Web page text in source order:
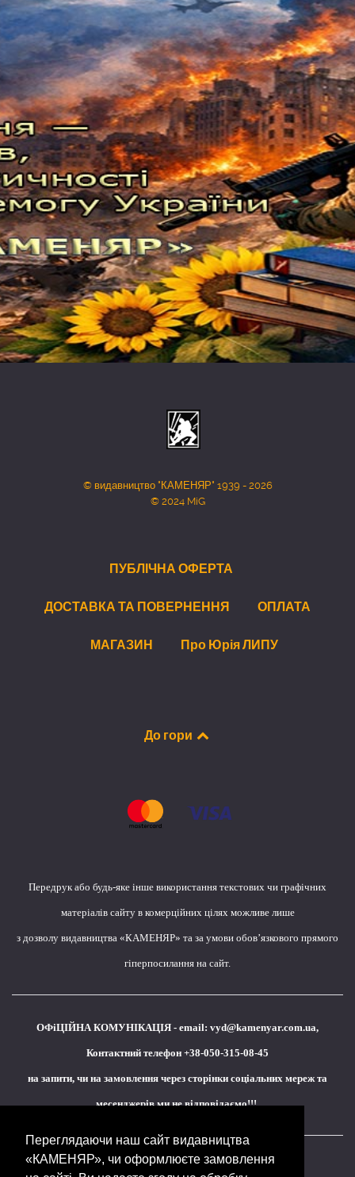
Переглядаючи наш сайт видавництва
«КАМЕНЯР», чи оформлюєте замовлення
© видавництво "КАМЕНЯР" 1939 - 2026
© 2024 MiG
ПУБЛІЧНА ОФЕРТА
ДОСТАВКА ТА ПОВЕРНЕННЯ ОПЛАТА
МАГАЗИН Про Юрія ЛИПУ
До гори
Передрук або будь-яке інше використання текстових чи графічних
матеріалів сайту в комерційних цілях можливе лише
з дозволу видавництва «КАМЕНЯР» та за умови обов’язкового прямого
гіперпосилання на сайт.
ОФіЦІЙНА КОМУНІКАЦІЯ - email: vyd@kamenyar.com.ua,
Контактний телефон +38-050-315-08-45
на запити, чи на замовлення через сторінки соціальних мереж та
месенджерів ми не відповідаємо!!!
Кожне наше видання - це внесок у спротив,